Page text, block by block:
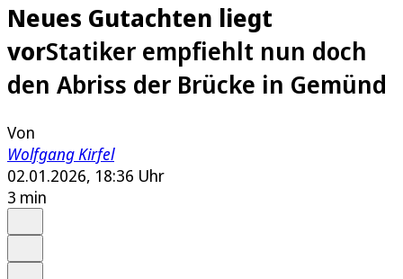
Neues Gutachten liegt
vorStatiker empfiehlt nun doch
den Abriss der Brücke in Gemünd
Von
Wolfgang Kirfel
02.01.2026, 18:36 Uhr
3 min